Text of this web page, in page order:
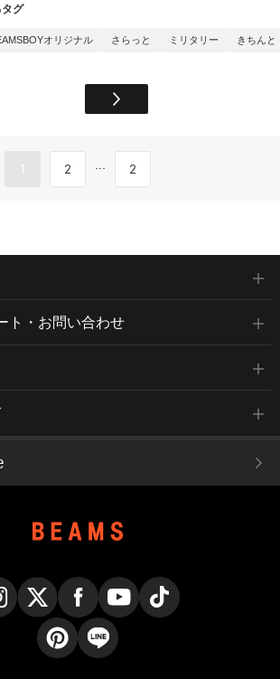
グ
オリジナル さらっと ミリタリー きちんと
1 2 ... 2
ト・お問い合わせ